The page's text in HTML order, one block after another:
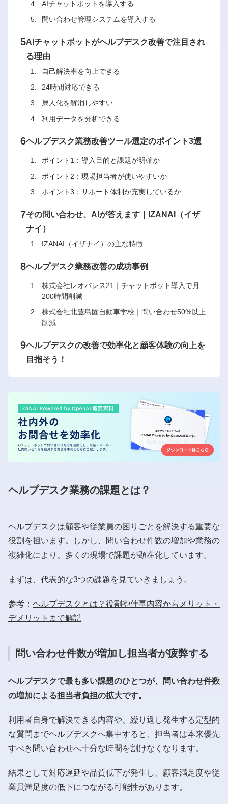
AIチャットボットを導入する
問い合わせ管理システムを導入する
5AIチャットボットがヘルプデスク改善で注目され
る理由
自己解決率を向上できる
24時間対応できる
属人化を解消しやすい
利用データを分析できる
6ヘルプデスク業務改善ツール選定のポイント3選
ポイント1：導入目的と課題が明確か
ポイント2：現場担当者が使いやすいか
ポイント3：サポート体制が充実しているか
7その問い合わせ、AIが答えます｜IZANAI（イザ
ナイ）
IZANAI（イザナイ）の主な特徴
8ヘルプデスク業務改善の成功事例
株式会社レオパレス21｜チャットボット導入で月
200時間削減
株式会社北豊島園自動車学校｜問い合わせ50%以上
削減
9ヘルプデスクの改善で効率化と顧客体験の向上を
目指そう！
ヘルプデスク業務の課題とは？
ヘルプデスクは顧客や従業員の困りごとを解決する重要な
役割を担います。しかし、問い合わせ件数の増加や業務の
複雑化により、多くの現場で課題が顕在化しています。
まずは、代表的な3つの課題を見ていきましょう。
参考： ヘルプデスクとは？役割や仕事内容からメリット・
デメリットまで解説
問い合わせ件数が増加し担当者が疲弊する
ヘルプデスクで最も多い課題のひとつが、問い合わせ件数
の増加による担当者負担の拡大です。
利用者自身で解決できる内容や、繰り返し発生する定型的
な質問までヘルプデスクへ集中すると、担当者は本来優先
すべき問い合わせへ十分な時間を割けなくなります。
結果として対応遅延や品質低下が発生し、顧客満足度や従
業員満足度の低下につながる可能性があります。